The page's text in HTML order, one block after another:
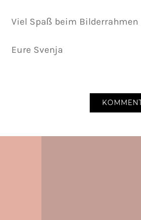
Viel Spaß beim Bilderrahmen
Eure Svenja